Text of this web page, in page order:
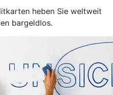
heben Sie weltweit
bargeldlos.